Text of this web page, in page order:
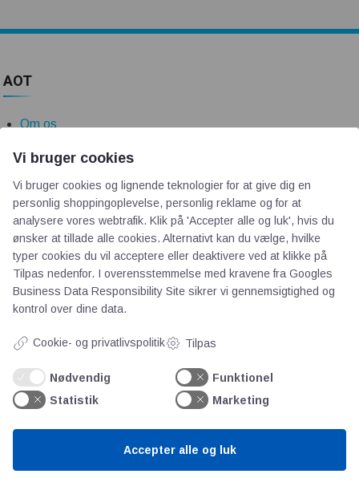
AOT
Om os
Kontakt
Persondata
Videncentre
Teknologisk Institut
Bitva
Litteratur
Forkortelser
Ståbi
Vi bruger cookies
Vi bruger cookies og lignende teknologier for at give dig en
personlig shoppingoplevelse, personlig reklame og for at
analysere vores webtrafik. Klik på 'Accepter alle og luk', hvis du
ønsker at tillade alle cookies. Alternativt kan du vælge, hvilke
typer cookies du vil acceptere eller deaktivere ved at klikke på
Tilpas nedenfor. I overensstemmelse med kravene fra Googles
Business Data Responsibility Site sikrer vi gennemsigtighed og
kontrol over dine data.
Cookie- og privatlivspolitik Tilpas
Nødvendig
Funktionel
Statistik
Marketing
Accepter alle og luk